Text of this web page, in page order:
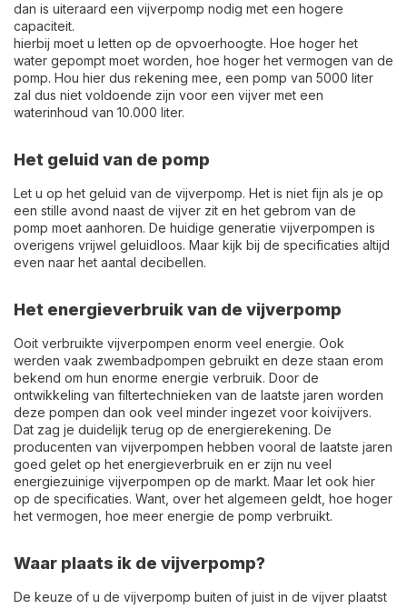
dan is uiteraard een vijverpomp nodig met een hogere
capaciteit.
hierbij moet u letten op de opvoerhoogte. Hoe hoger het
water gepompt moet worden, hoe hoger het vermogen van de
pomp. Hou hier dus rekening mee, een pomp van 5000 liter
zal dus niet voldoende zijn voor een vijver met een
waterinhoud van 10.000 liter.
Het geluid van de pomp
Let u op het geluid van de vijverpomp. Het is niet fijn als je op
een stille avond naast de vijver zit en het gebrom van de
pomp moet aanhoren. De huidige generatie vijverpompen is
overigens vrijwel geluidloos. Maar kijk bij de specificaties altijd
even naar het aantal decibellen.
Het energieverbruik van de vijverpomp
Ooit verbruikte vijverpompen enorm veel energie. Ook
werden vaak zwembadpompen gebruikt en deze staan erom
bekend om hun enorme energie verbruik. Door de
ontwikkeling van filtertechnieken van de laatste jaren worden
deze pompen dan ook veel minder ingezet voor koivijvers.
Dat zag je duidelijk terug op de energierekening. De
producenten van vijverpompen hebben vooral de laatste jaren
goed gelet op het energieverbruik en er zijn nu veel
energiezuinige vijverpompen op de markt. Maar let ook hier
op de specificaties. Want, over het algemeen geldt, hoe hoger
het vermogen, hoe meer energie de pomp verbruikt.
Waar plaats ik de vijverpomp?
De keuze of u de vijverpomp buiten of juist in de vijver plaatst